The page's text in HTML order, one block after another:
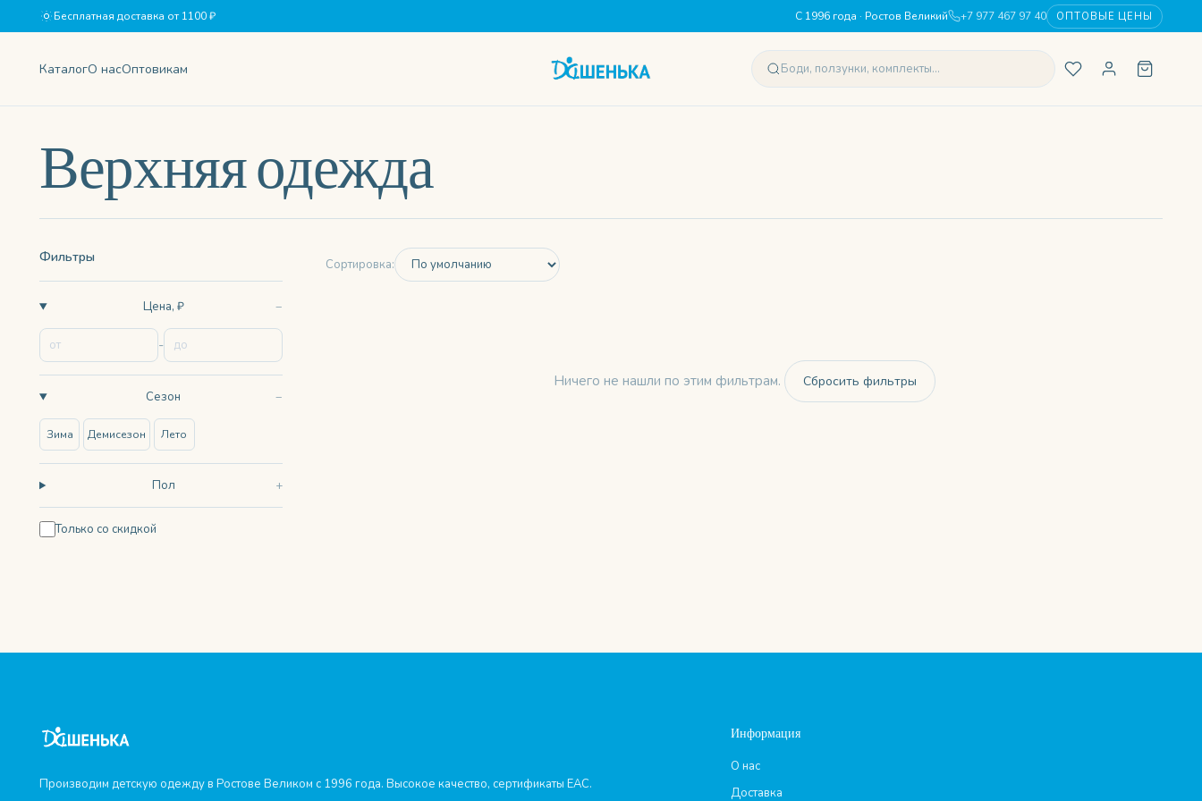
Бесплатная доставка от 1100 ₽ С 1996 года · Ростов Великий +7 977 467 97 40 ОПТОВЫЕ ЦЕНЫ
КаталогО насОптовикам
Верхняя одежда
Фильтры
Цена, ₽
-
Сезон
Зима Демисезон Лето
Пол
Только со скидкой
Сортировка:
Ничего не нашли по этим фильтрам. Сбросить фильтры
Производим детскую одежду в Ростове Великом с 1996 года. Высокое качество, сертификаты ЕАС.
Информация
О нас
Доставка